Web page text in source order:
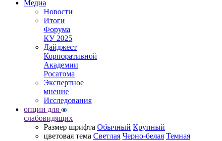
Медиа
Новости
Итоги
Форума
КУ 2025
Дайджест
Корпоративной
Академии
Росатома
Экспертное
мнение
Исследования
опции для
слабовидящих
Размер шрифта Обычный Крупный
цветовая тема Светлая Черно-белая Темная